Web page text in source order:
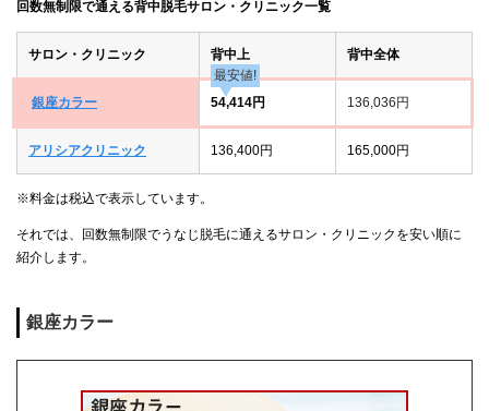
回数無制限で通える背中脱毛サロン・クリニック一覧
サロン・クリニック 背中上 背中全体
銀座カラー
最安値!
54,414円
136,036円
アリシアクリニック 136,400円 165,000円
※料金は税込で表示しています。
それでは、回数無制限でうなじ脱毛に通えるサロン・クリニックを安い順に
紹介します。
銀座カラー